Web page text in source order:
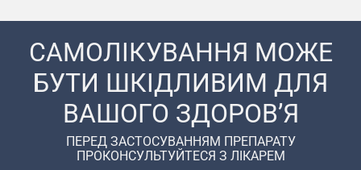
САМОЛІКУВАННЯ МОЖЕ
БУТИ ШКІДЛИВИМ ДЛЯ
ВАШОГО ЗДОРОВ’Я
ПЕРЕД ЗАСТОСУВАННЯМ ПРЕПАРАТУ
ПРОКОНСУЛЬТУЙТЕСЯ З ЛІКАРЕМ